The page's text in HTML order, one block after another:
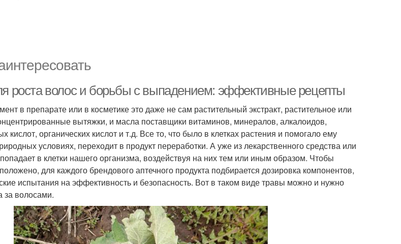
роста волос и борьбы с выпадением: эффективные рецепты
в препарате или в косметике это даже не сам растительный экстракт, растительное или
вытяжки, и масла поставщики витаминов, минералов, алкалоидов,
органических кислот и т.д. Все то, что было в клетках растения и помогало ему
условиях, переходит в продукт переработки. А уже из лекарственного средства или
в клетки нашего организма, воздействуя на них тем или иным образом. Чтобы
для каждого брендового аптечного продукта подбирается дозировка компонентов,
испытания на эффективность и безопасность. Вот в таком виде травы можно и нужно
за волосами.